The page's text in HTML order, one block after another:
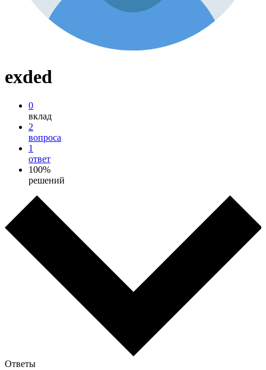
exded
0
вклад
2
вопроса
1
ответ
100%
решений
Ответы